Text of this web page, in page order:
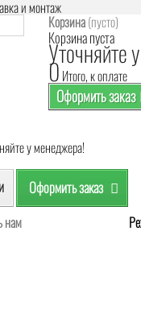
и монтаж
Корзина(пусто)
Корзина пуста
Уточняйте
0 Итого, к оплате
Оформить заказ
у менеджера!
Оформить заказ
нам